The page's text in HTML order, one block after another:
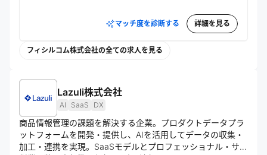
マッチ度を診断する 詳細を見る
フィシルコム株式会社の全ての求人を見る
Lazuli株式会社
AI SaaS DX
商品情報管理の課題を解決する企業。プロダクトデータプラ
ットフォームを開発・提供し、AIを活用してデータの収集・
加工・連携を実現。SaaSモデルとプロフェッショナル・サー